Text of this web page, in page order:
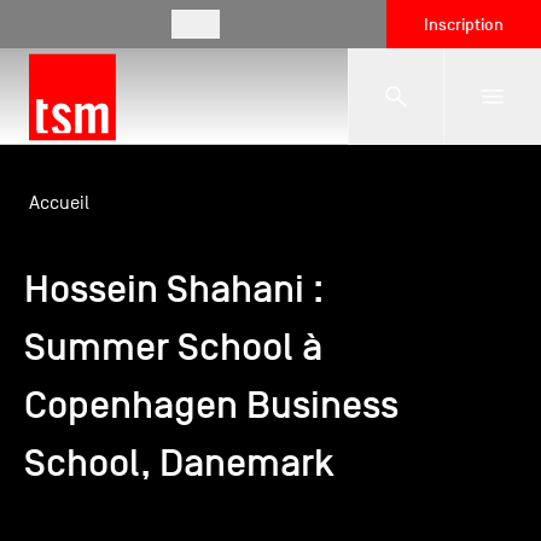
Inscription
L'école
Formations
Vie étudiante
Entreprises
Accueil
Hossein Shahani :
Summer School à
Copenhagen Business
School, Danemark